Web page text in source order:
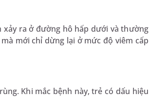
xảy ra ở đường hô hấp dưới và thường
mới chỉ dừng lại ở mức độ viêm cấp
Khi mắc bệnh này, trẻ có dấu hiệu